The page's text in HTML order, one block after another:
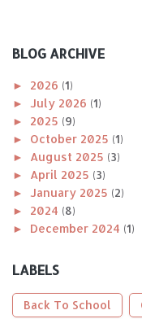
BLOG ARCHIVE
► 2026 (1)
► July 2026 (1)
► 2025 (9)
► October 2025 (1)
► August 2025 (3)
► April 2025 (3)
► January 2025 (2)
► 2024 (8)
► December 2024 (1)
► October 2024
► April 2024 (1)
LABELS
Back To School